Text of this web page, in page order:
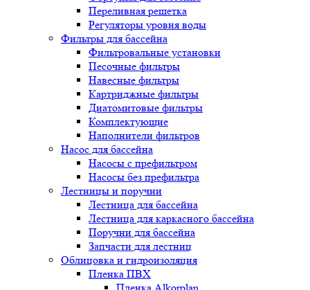
Переливная решетка
Регуляторы уровня воды
Фильтры для бассейна
Фильтровальные установки
Песочные фильтры
Навесные фильтры
Картриджные фильтры
Диатомитовые фильтры
Комплектующие
Наполнители фильтров
Насос для бассейна
Насосы с префильтром
Насосы без префильтра
Лестницы и поручни
Лестница для бассейна
Лестница для каркасного бассейна
Поручни для бассейна
Запчасти для лестниц
Облицовка и гидроизоляция
Пленка ПВХ